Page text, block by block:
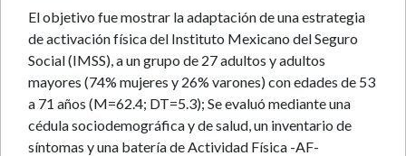
El objetivo fue mostrar la adaptación de una estrategia
de activación física del Instituto Mexicano del Seguro
Social (IMSS), a un grupo de 27 adultos y adultos
mayores (74% mujeres y 26% varones) con edades de 53
a 71 años (M=62.4; DT=5.3); Se evaluó mediante una
cédula sociodemográfica y de salud, un inventario de
síntomas y una batería de Actividad Física -AF-